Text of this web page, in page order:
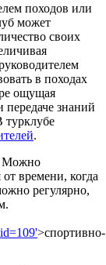
походов или
может
своих
в походах
ощущая
передаче знаний
турклубе
.
Можно
времени, когда
регулярно,
>спортивно-